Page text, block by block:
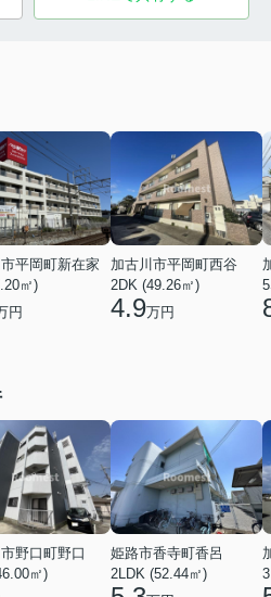
平岡町新在家
㎡)
円
加古川市平岡町西谷
2DK (49.26㎡)
4.9万円
野口町野口
㎡)
姫路市香寺町香呂
2LDK (52.44㎡)